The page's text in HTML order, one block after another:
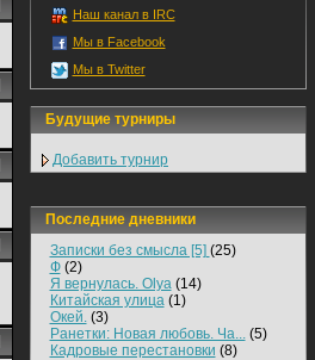
Наш канал в IRC
Мы в Facebook
Мы в Twitter
Будущие турниры
Добавить турнир
Последние дневники
Записки без смысла [5] (25)
Ф(2)
Я вернулась. Olya(14)
Китайская улица(1)
Окей.(3)
Ранетки: Новая любовь. Ча...(5)
Кадровые перестановки (8)